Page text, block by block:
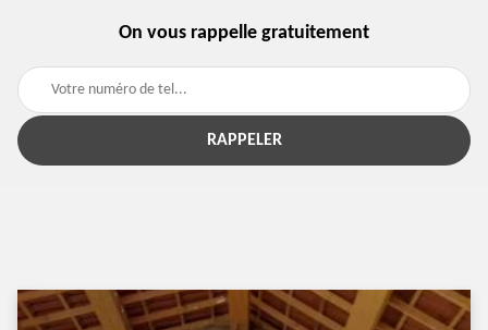
On vous rappelle gratuitement